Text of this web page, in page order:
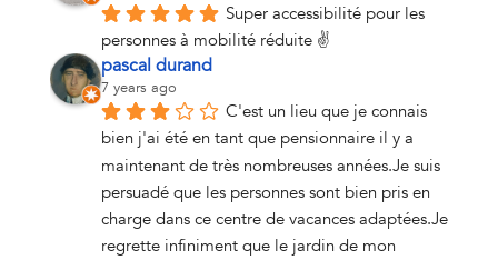
Super accessibilité pour les
personnes à mobilité réduite ✌
pascal durand
7 years ago
C'est un lieu que je connais
bien j'ai été en tant que pensionnaire il y a
maintenant de très nombreuses années.Je suis
persuadé que les personnes sont bien pris en
charge dans ce centre de vacances adaptées.Je
regrette infiniment que le jardin de mon